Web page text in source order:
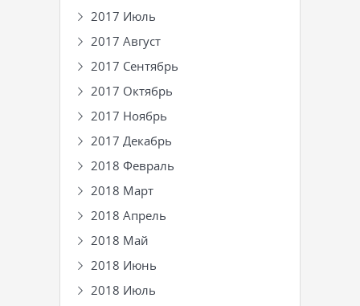
2017 Июль
2017 Август
2017 Сентябрь
2017 Октябрь
2017 Ноябрь
2017 Декабрь
2018 Февраль
2018 Март
2018 Апрель
2018 Май
2018 Июнь
2018 Июль